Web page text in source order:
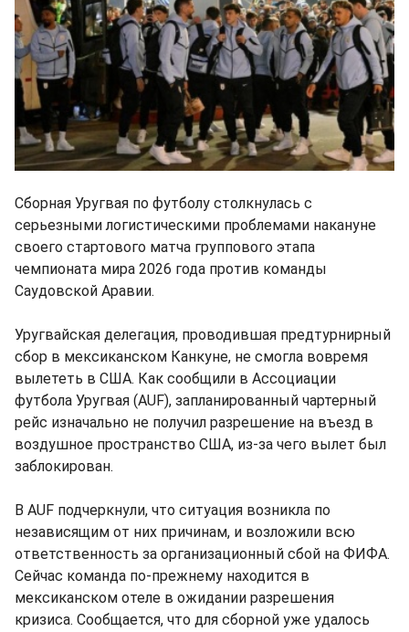
Сборная Уругвая по футболу столкнулась с
серьезными логистическими проблемами накануне
своего стартового матча группового этапа
чемпионата мира 2026 года против команды
Саудовской Аравии.
Уругвайская делегация, проводившая предтурнирный
сбор в мексиканском Канкуне, не смогла вовремя
вылететь в США. Как сообщили в Ассоциации
футбола Уругвая (AUF), запланированный чартерный
рейс изначально не получил разрешение на въезд в
воздушное пространство США, из-за чего вылет был
заблокирован.
В AUF подчеркнули, что ситуация возникла по
независящим от них причинам, и возложили всю
ответственность за организационный сбой на ФИФА.
Сейчас команда по-прежнему находится в
мексиканском отеле в ожидании разрешения
кризиса. Сообщается, что для сборной уже удалось